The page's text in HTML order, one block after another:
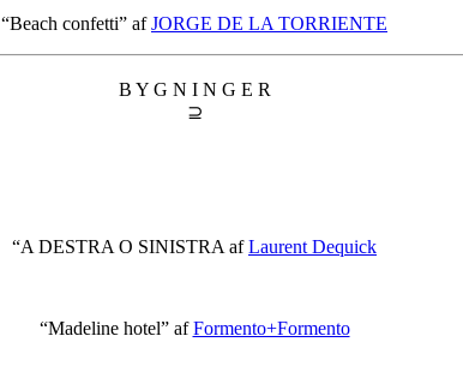
“Beach confetti” afJORGE DE LA TORRIENTE
B Y G N I N G E R
⊇
“A DESTRA O SINISTRA afLaurent Dequick
“Madeline hotel” afFormento+Formento